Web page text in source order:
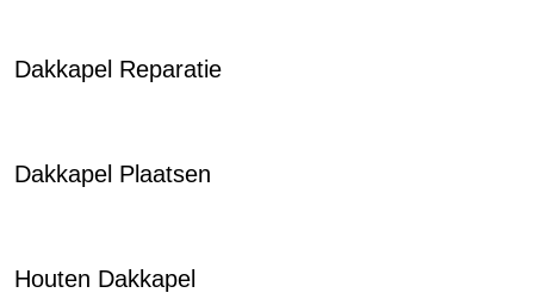
Dakkapel Reparatie
Dakkapel Plaatsen
Houten Dakkapel